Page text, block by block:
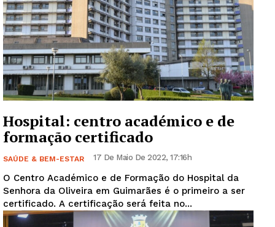
Hospital: centro académico e de
formação certificado
SAÚDE & BEM-ESTAR 17 De Maio De 2022, 17:16h
O Centro Académico e de Formação do Hospital da
Senhora da Oliveira em Guimarães é o primeiro a ser
certificado. A certificação será feita no...